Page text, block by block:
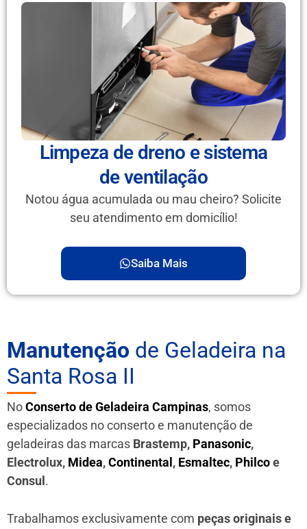
Limpeza de dreno e sistema
de ventilação
Notou água acumulada ou mau cheiro? Solicite
seu atendimento em domicílio!
Saiba Mais
Manutenção de Geladeira na
Santa Rosa II
NoConserto de Geladeira Campinas, somos
especializados no conserto e manutenção de
geladeiras das marcas Brastemp, Panasonic,
Electrolux, Midea,Continental, Esmaltec, Philcoe
Consul.
Trabalhamos exclusivamente com peças originais e